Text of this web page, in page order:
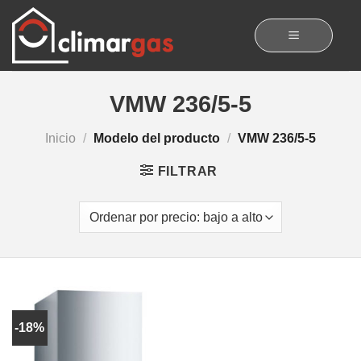
content
VMW 236/5-5
Inicio / Modelo del producto / VMW 236/5-5
FILTRAR
-18%